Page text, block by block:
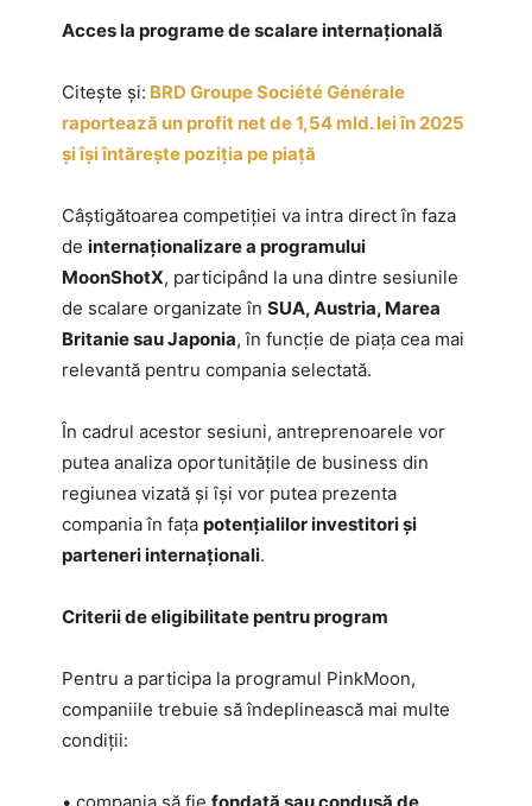
Acces la programe de scalare internațională
Citește și: BRD Groupe Société Générale
raportează un profit net de 1,54 mld. lei în 2025
și își întărește poziția pe piață
Câștigătoarea competiției va intra direct în faza
de internaționalizare a programului
MoonShotX, participând la una dintre sesiunile
de scalare organizate în SUA, Austria, Marea
Britanie sau Japonia, în funcție de piața cea mai
relevantă pentru compania selectată.
În cadrul acestor sesiuni, antreprenoarele vor
putea analiza oportunitățile de business din
regiunea vizată și își vor putea prezenta
compania în fața potențialilor investitori și
parteneri internaționali.
Criterii de eligibilitate pentru program
Pentru a participa la programul PinkMoon,
companiile trebuie să îndeplinească mai multe
condiții: